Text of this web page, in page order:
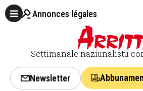
Annonces légales
Settimanale naziunalistu
Newsletter